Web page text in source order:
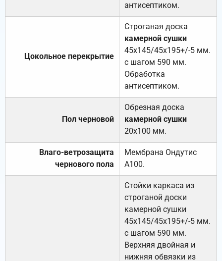
антисептиком.
Цокольное перекрытие
Строганая доска
камерной сушки
45х145/45х195+/-5 мм.
с шагом 590 мм.
Обработка
антисептиком.
Пол черновой
Обрезная доска
камерной сушки
20х100 мм.
Влаго-ветрозащита
чернового пола
Мембрана Ондутис
А100.
Стойки каркаса из
строганой доски
камерной сушки
45х145/45х195+/-5 мм.
с шагом 590 мм.
Верхняя двойная и
нижняя обвязки из